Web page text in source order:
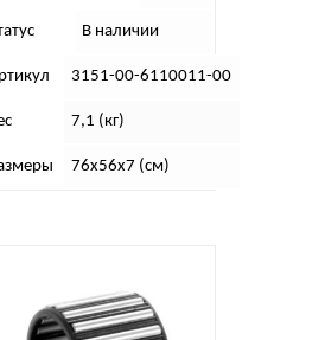
В наличии
3151-00-6110011-00
7,1 (кг)
76х56х7 (см)